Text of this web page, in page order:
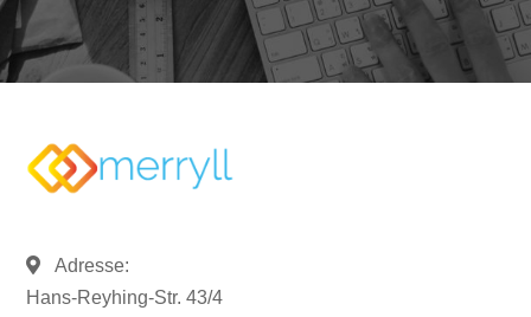
Adresse:
Hans-Reyhing-Str. 43/4